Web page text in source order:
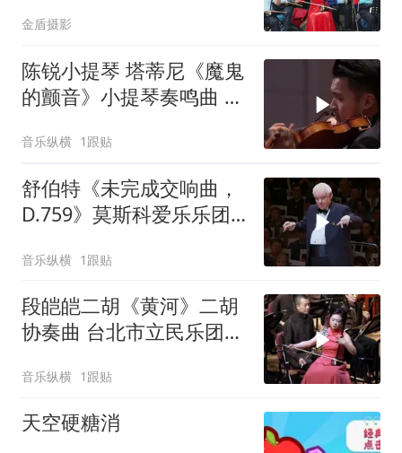
金盾摄影
陈锐小提琴 塔蒂尼《魔鬼
的颤音》小提琴奏鸣曲 阿
音乐纵横 1跟贴
舒伯特《未完成交响曲，
D.759》莫斯科爱乐乐团
音乐纵横 1跟贴
段皑皑二胡《黄河》二胡
协奏曲 台北市立民乐团
音乐纵横 1跟贴
天空硬糖消